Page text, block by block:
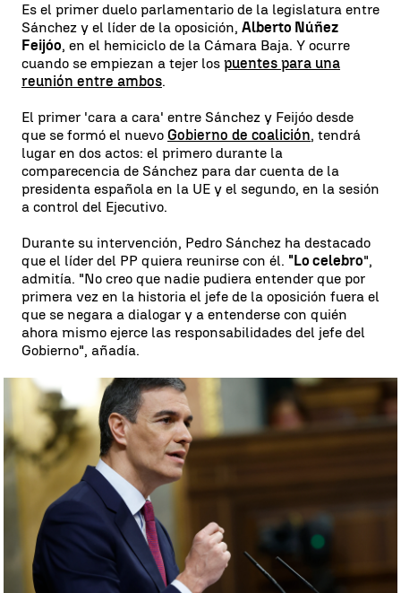
Es el primer duelo parlamentario de la legislatura entre
Sánchez y el líder de la oposición, Alberto Núñez
Feijóo, en el hemiciclo de la Cámara Baja. Y ocurre
cuando se empiezan a tejer los puentes para una
reunión entre ambos.
El primer 'cara a cara' entre Sánchez y Feijóo desde
que se formó el nuevo Gobierno de coalición, tendrá
lugar en dos actos: el primero durante la
comparecencia de Sánchez para dar cuenta de la
presidenta española en la UE y el segundo, en la sesión
a control del Ejecutivo.
Durante su intervención, Pedro Sánchez ha destacado
que el líder del PP quiera reunirse con él. "Lo celebro",
admitía. "No creo que nadie pudiera entender que por
primera vez en la historia el jefe de la oposición fuera el
que se negara a dialogar y a entenderse con quién
ahora mismo ejerce las responsabilidades del jefe del
Gobierno", añadía.
Sánchez no ha querido dejar pasar la oportunidad de
despedirse de la vicepresidenta y ministra de Asuntos
Económicos, Nadia Calviño. El próximo mes de enero
se pondrá al frente delBanco Europeo de Inversiones
(BEI).
"Has aportado rigor, brillantez y audacia a la política
económica del Ejecutivo. Por ello, te vamos a estar
eternamente agradecidos", ha subrayado Sánchez
entre aplausos de los socialistas y del Gobierno de
coalición.